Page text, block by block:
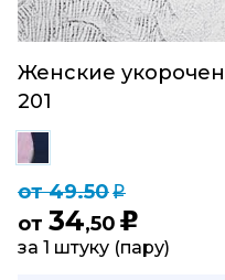
Женские
201
от 49.50q
от 34,50 u
за 1 штуку (пару)